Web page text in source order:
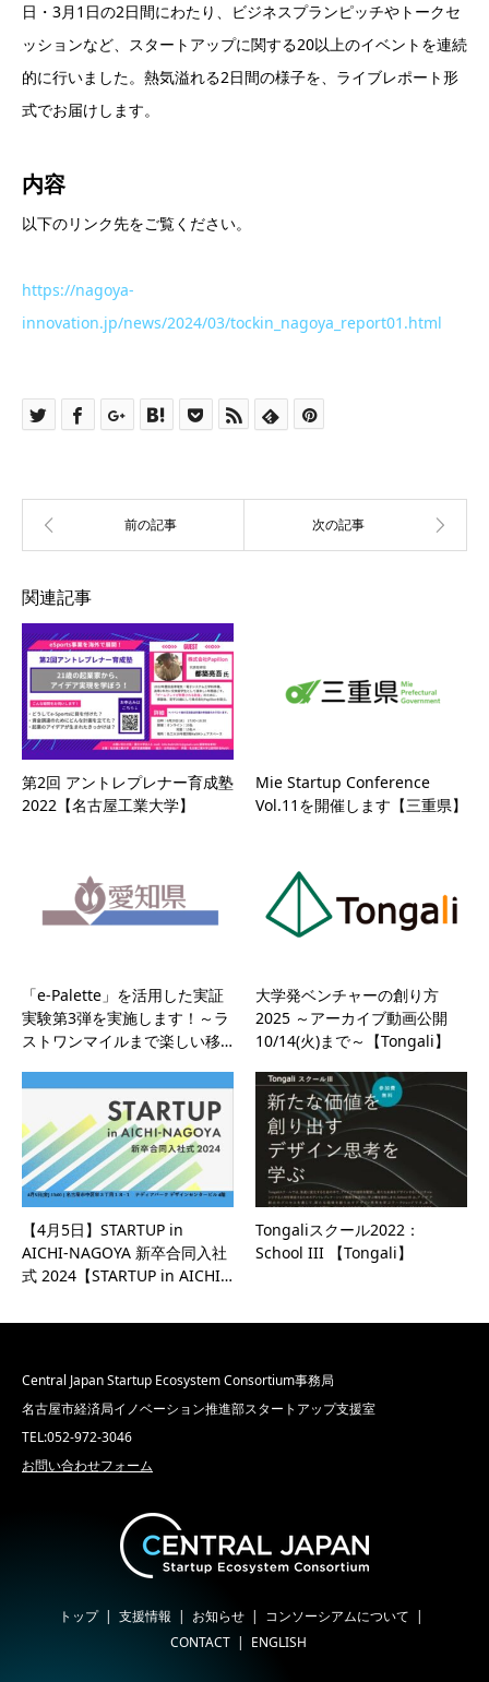
日・3月1日の2日間にわたり、ビジネスプランピッチやトークセ
ッションなど、スタートアップに関する20以上のイベントを連続
的に行いました。熱気溢れる2日間の様子を、ライブレポート形
式でお届けします。
内容
以下のリンク先をご覧ください。
https://nagoya-
innovation.jp/news/2024/03/tockin_nagoya_report01.html
関連記事
第2回 アントレプレナー育成塾
2022【名古屋工業大学】
Mie Startup Conference
Vol.11を開催します【三重県】
「e-Palette」を活用した実証
実験第3弾を実施します！～ラ
ストワンマイルまで楽しい移…
大学発ベンチャーの創り方
2025 ～アーカイブ動画公開
10/14(火)まで～【Tongali】
【4月5日】STARTUP in
AICHI-NAGOYA 新卒合同入社
式 2024【STARTUP in AICHI…
Tongaliスクール2022：
School III 【Tongali】
Central Japan Startup Ecosystem Consortium事務局
名古屋市経済局イノベーション推進部スタートアップ支援室
TEL:052-972-3046
お問い合わせフォーム
トップ 支援情報 お知らせ
コンソーシアムについて
CONTACT
ENGLISH